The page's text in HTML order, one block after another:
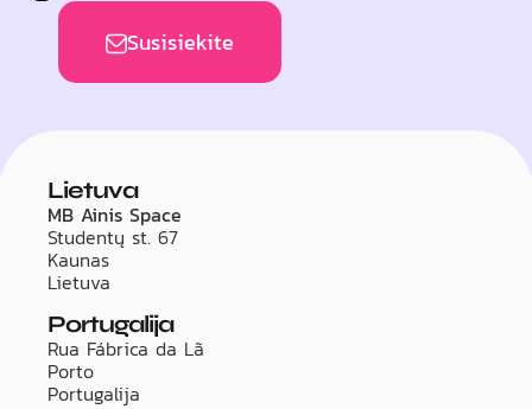
Susisiekite
Lietuva
MB Ainis Space
Studentų st. 67
Kaunas
Lietuva
Portugalija
Rua Fábrica da Lã
Porto
Portugalija